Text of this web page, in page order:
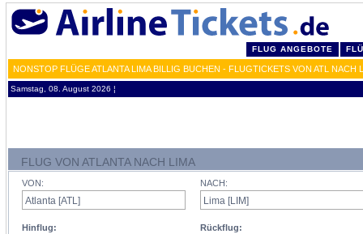
FLUG ANGEBOTE
NONSTOP FLÜGE ATLANTA LIMA BILLIG BUCHEN - FLUGTICKETS VON ATL NACH
Samstag, 08. August 2026 ¦
FLUG VON ATLANTA NACH LIMA
VON:
Hinflug:
NACH:
Rückflug: